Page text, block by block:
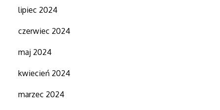
lipiec 2024
czerwiec 2024
maj 2024
kwiecień 2024
marzec 2024